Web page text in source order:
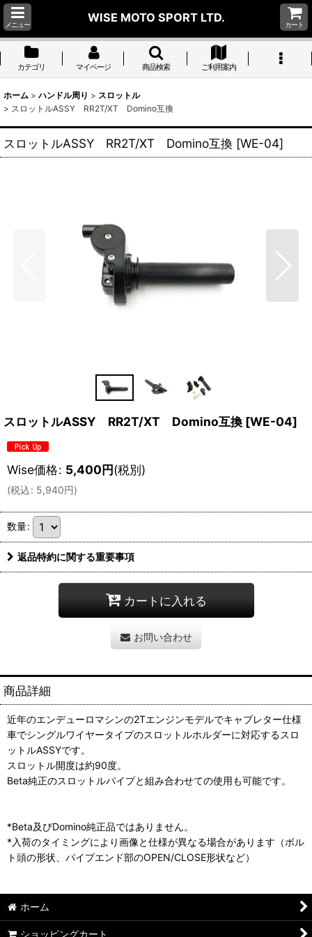
メニュー
WISE MOTO SPORT LTD.
カート
カテゴリ マイページ 商品検索 ご利用案内
ホーム > ハンドル周り > スロットル
> スロットルASSY RR2T/XT Domino互換
スロットルASSY RR2T/XT Domino互換 [WE-04]
スロットルASSY RR2T/XT Domino互換 [WE-04]
Wise価格: 5,400円(税別)
(税込: 5,940円)
数量:
返品特約に関する重要事項
カートに入れる
お問い合わせ
商品詳細
近年のエンデューロマシンの2Tエンジンモデルでキャブレター仕様
車でシングルワイヤータイプのスロットルホルダーに対応するスロ
ットルASSYです。
スロットル開度は約90度。
Beta純正のスロットルパイプと組み合わせての使用も可能です。
*Beta及びDomino純正品ではありません。
*入荷のタイミングにより画像と仕様が異なる場合があります（ボル
ト頭の形状、パイプエンド部のOPEN/CLOSE形状など）
ホーム
ショッピングカート